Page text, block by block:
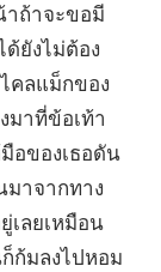
ถ้าจะขอมี
ยังไม่ต้อง
คลแม็กของ
มาที่ข้อเท้า
อของเธอดัน
มาจากทาง
เลยเหมือน
ก้มลงไปหอม